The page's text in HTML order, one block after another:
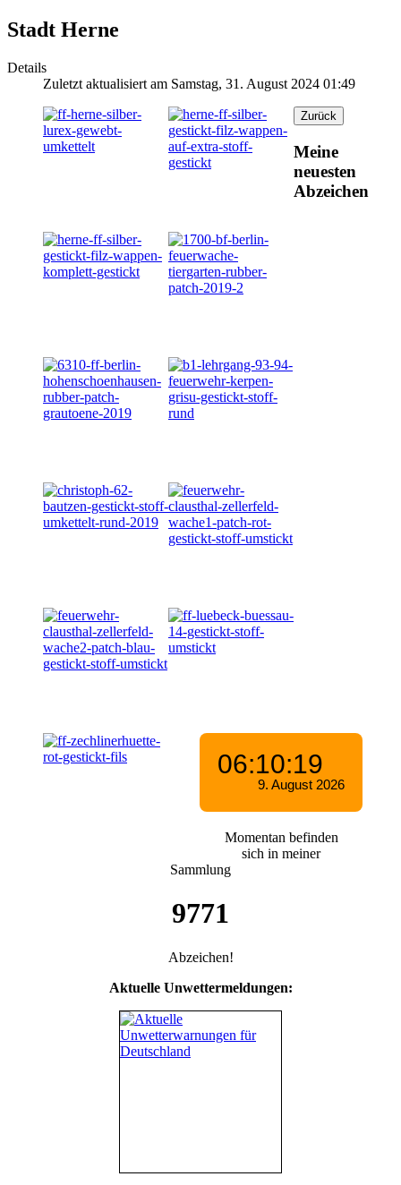
Stadt Herne
Details
Zuletzt aktualisiert am Samstag, 31. August 2024 01:49
Meine
neuesten
Abzeichen
Momentan befinden
sich in meiner
Sammlung
9771
Abzeichen!
Aktuelle Unwettermeldungen: